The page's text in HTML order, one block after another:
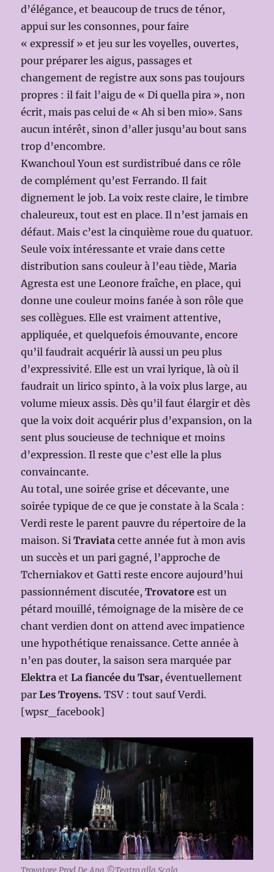
d’élégance, et beaucoup de trucs de ténor,
appui sur les consonnes, pour faire
« expressif » et jeu sur les voyelles, ouvertes,
pour préparer les aigus, passages et
changement de registre aux sons pas toujours
propres : il fait l’aigu de « Di quella pira », non
écrit, mais pas celui de « Ah si ben mio». Sans
aucun intérêt, sinon d’aller jusqu’au bout sans
trop d’encombre.
Kwanchoul Youn est surdistribué dans ce rôle
de complément qu’est Ferrando. Il fait
dignement le job. La voix reste claire, le timbre
chaleureux, tout est en place. Il n’est jamais en
défaut. Mais c’est la cinquième roue du quatuor.
Seule voix intéressante et vraie dans cette
distribution sans couleur à l’eau tiède, Maria
Agresta est une Leonore fraîche, en place, qui
donne une couleur moins fanée à son rôle que
ses collègues. Elle est vraiment attentive,
appliquée, et quelquefois émouvante, encore
qu’il faudrait acquérir là aussi un peu plus
d’expressivité. Elle est un vrai lyrique, là où il
faudrait un lirico spinto, à la voix plus large, au
volume mieux assis. Dès qu’il faut élargir et dès
que la voix doit acquérir plus d’expansion, on la
sent plus soucieuse de technique et moins
d’expression. Il reste que c’est elle la plus
convaincante.
Au total, une soirée grise et décevante, une
soirée typique de ce que je constate à la Scala :
Verdi reste le parent pauvre du répertoire de la
maison. SiTraviata cette année fut à mon avis
un succès et un pari gagné, l’approche de
Tcherniakov et Gatti reste encore aujourd’hui
passionnément discutée,Trovatore est un
pétard mouillé, témoignage de la misère de ce
chant verdien dont on attend avec impatience
une hypothétique renaissance. Cette année à
n’en pas douter, la saison sera marquée par
Elektra etLa fiancée du Tsar,éventuellement
par Les Troyens.TSV : tout sauf Verdi.
[wpsr_facebook]